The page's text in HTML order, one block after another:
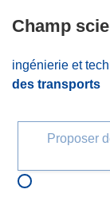
Champ
ingénierie et
des transports
Proposer